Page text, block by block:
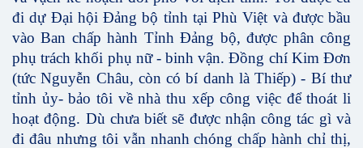
đi dự Đại hội Đảng bộ tỉnh tại Phù Việt và được bầu
vào Ban chấp hành Tỉnh Đảng bộ, được phân công
phụ trách khối phụ nữ - binh vận. Đồng chí Kim Đơn
(tức Nguyễn Châu, còn có bí danh là Thiếp) - Bí thư
tỉnh ủy- bảo tôi về nhà thu xếp công việc để thoát li
hoạt động. Dù chưa biết sẽ được nhận công tác gì và
đi đâu nhưng tôi vẫn nhanh chóng chấp hành chỉ thị,